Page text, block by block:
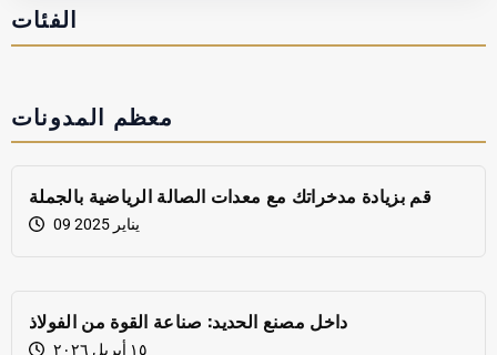
الفئات
معظم المدونات
قم بزيادة مدخراتك مع معدات الصالة الرياضية بالجملة
09 يناير 2025
داخل مصنع الحديد: صناعة القوة من الفولاذ
١٥ أبريل ٢٠٢٦